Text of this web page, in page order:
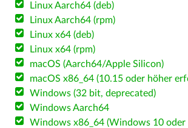
Linux Aarch64 (deb)
Linux Aarch64 (rpm)
Linux x64 (deb)
Linux x64 (rpm)
macOS (Aarch64/Apple Silicon)
macOS x86_64 (10.15 oder höher
Windows (32 bit, deprecated)
Windows Aarch64
Windows x86_64 (Windows 10 oder